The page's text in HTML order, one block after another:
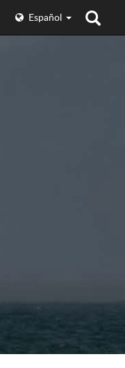
Español